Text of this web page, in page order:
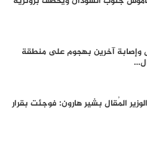
وإصابة آخرين بهجوم على منطقة
المُقال بشير هارون: فوجئت بقرار